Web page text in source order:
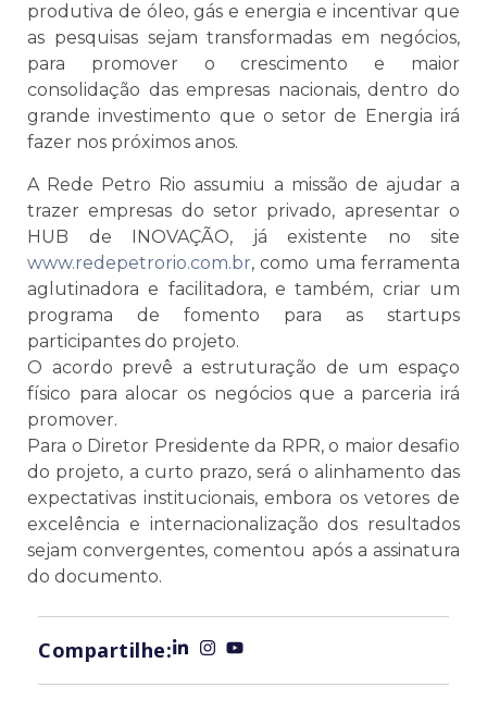
produtiva de óleo, gás e energia e incentivar que
as pesquisas sejam transformadas em negócios,
para promover o crescimento e maior
consolidação das empresas nacionais, dentro do
grande investimento que o setor de Energia irá
fazer nos próximos anos.
A Rede Petro Rio assumiu a missão de ajudar a
trazer empresas do setor privado, apresentar o
HUB de INOVAÇÃO, já existente no site
www.redepetrorio.com.br, como uma ferramenta
aglutinadora e facilitadora, e também, criar um
programa de fomento para as startups
participantes do projeto.
O acordo prevê a estruturação de um espaço
físico para alocar os negócios que a parceria irá
promover.
Para o Diretor Presidente da RPR, o maior desafio
do projeto, a curto prazo, será o alinhamento das
expectativas institucionais, embora os vetores de
excelência e internacionalização dos resultados
sejam convergentes, comentou após a assinatura
do documento.
Compartilhe: